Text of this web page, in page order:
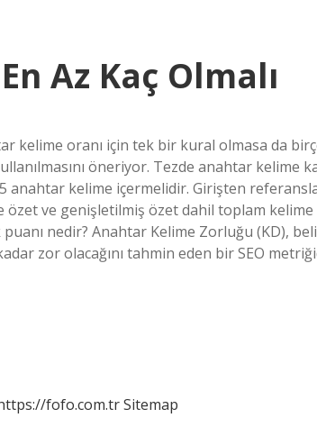
Az Kaç Olmalı
kelime oranı için tek bir kural olmasa da
öneriyor. Tezde anahtar kelime
anahtar kelime içermelidir. Girişten
özet ve genişletilmiş özet dahil toplam kelime
nedir? Anahtar Kelime Zorluğu (KD),
zor olacağını tahmin eden bir SEO
fofo.com.trSitemap